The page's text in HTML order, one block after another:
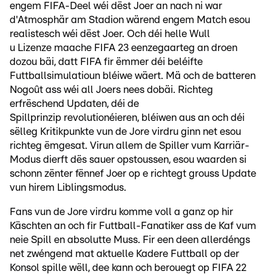
engem FIFA-Deel wéi dëst Joer an nach ni war
d'Atmosphär am Stadion wärend engem Match esou
realistesch wéi dëst Joer. Och déi helle Wull
u Lizenze maache FIFA 23 eenzegaarteg an droen
dozou bäi, datt FIFA fir ëmmer déi beléifte
Futtballsimulatioun bléiwe wäert. Mä och de batteren
Nogoût ass wéi all Joers nees dobäi. Richteg
erfrëschend Updaten, déi de
Spillprinzip revolutionéieren, bléiwen aus an och déi
sëlleg Kritikpunkte vun de Jore virdru ginn net esou
richteg ëmgesat. Virun allem de Spiller vum Karriär-
Modus dierft dës sauer opstoussen, esou waarden si
schonn zënter fënnef Joer op e richtegt grouss Update
vun hirem Liblingsmodus.
Fans vun de Jore virdru komme voll a ganz op hir
Käschten an och fir Futtball-Fanatiker ass de Kaf vum
neie Spill en absolutte Muss. Fir een deen allerdéngs
net zwéngend mat aktuelle Kadere Futtball op der
Konsol spille wëll, dee kann och berouegt op FIFA 22